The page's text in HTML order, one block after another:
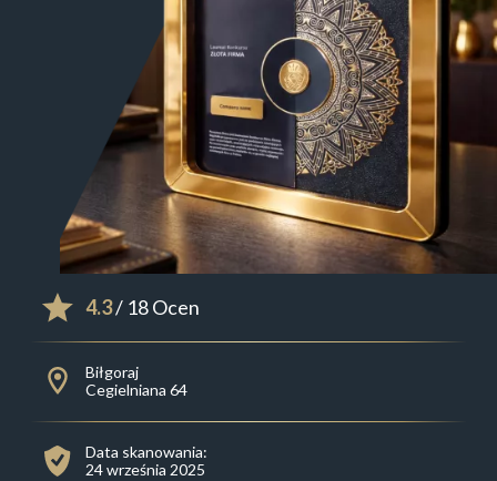
4.3/ 18 Ocen
Biłgoraj
Cegielniana 64
Data skanowania:
24 września 2025